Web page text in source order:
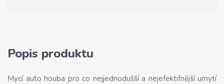
Popis produktu
Mycí auto houba pro co nejjednodušší a nejefektifnější umytí